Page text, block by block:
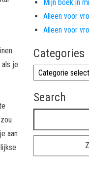
je
aan
Mijn boek in
Alleen voor
Alleen voor
Categories
Categories
Search